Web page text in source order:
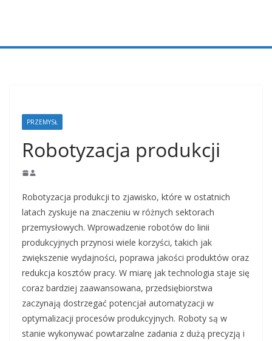
PRZEMYSŁ
Robotyzacja produkcji
Robotyzacja produkcji to zjawisko, które w ostatnich
latach zyskuje na znaczeniu w różnych sektorach
przemysłowych. Wprowadzenie robotów do linii
produkcyjnych przynosi wiele korzyści, takich jak
zwiększenie wydajności, poprawa jakości produktów oraz
redukcja kosztów pracy. W miarę jak technologia staje się
coraz bardziej zaawansowana, przedsiębiorstwa
zaczynają dostrzegać potencjał automatyzacji w
optymalizacji procesów produkcyjnych. Roboty są w
stanie wykonywać powtarzalne zadania z dużą precyzją i